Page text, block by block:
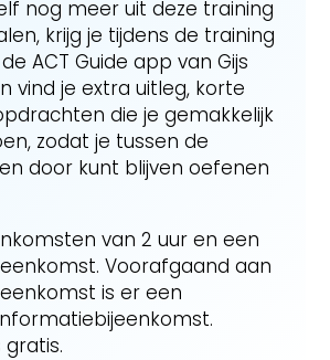
nog meer uit deze training
krijg je tijdens de training
ACT Guide app van Gijs
vind je extra uitleg, korte
die je gemakkelijk
zodat je tussen de
door kunt blijven oefenen
van 2 uur en een
Voorafgaand aan
is er een